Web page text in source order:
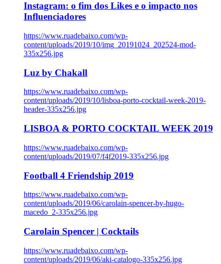
Instagram: o fim dos Likes e o impacto nos
Influenciadores
https://www.ruadebaixo.com/wp-
content/uploads/2019/10/img_20191024_202524-mod-
335x256.jpg
Luz by Chakall
https://www.ruadebaixo.com/wp-
content/uploads/2019/10/lisboa-porto-cocktail-week-2019-
header-335x256.jpg
LISBOA & PORTO COCKTAIL WEEK 2019
https://www.ruadebaixo.com/wp-
content/uploads/2019/07/f4f2019-335x256.jpg
Football 4 Friendship 2019
https://www.ruadebaixo.com/wp-
content/uploads/2019/06/carolain-spencer-by-hugo-
macedo_2-335x256.jpg
Carolain Spencer | Cocktails
https://www.ruadebaixo.com/wp-
content/uploads/2019/06/aki-catalogo-335x256.jpg